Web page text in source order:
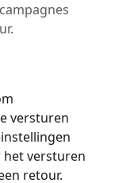
versturen
het versturen
retour.